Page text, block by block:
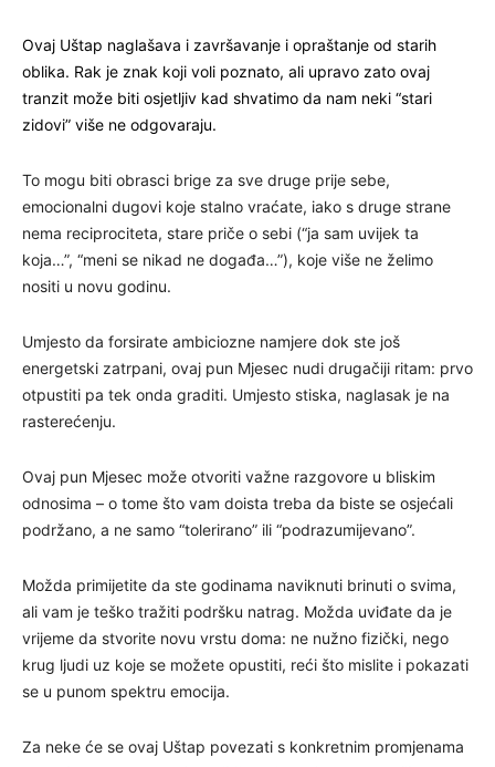
Ovaj Uštap naglašava i završavanje i opraštanje od starih
oblika. Rak je znak koji voli poznato, ali upravo zato ovaj
tranzit može biti osjetljiv kad shvatimo da nam neki “stari
zidovi” više ne odgovaraju.
To mogu biti obrasci brige za sve druge prije sebe,
emocionalni dugovi koje stalno vraćate, iako s druge strane
nema reciprociteta, stare priče o sebi (“ja sam uvijek ta
koja…”, “meni se nikad ne događa…”), koje više ne želimo
nositi u novu godinu.
Umjesto da forsirate ambiciozne namjere dok ste još
energetski zatrpani, ovaj pun Mjesec nudi drugačiji ritam: prvo
otpustiti pa tek onda graditi. Umjesto stiska, naglasak je na
rasterećenju.
Ovaj pun Mjesec može otvoriti važne razgovore u bliskim
odnosima – o tome što vam doista treba da biste se osjećali
podržano, a ne samo “tolerirano” ili “podrazumijevano”.
Možda primijetite da ste godinama naviknuti brinuti o svima,
ali vam je teško tražiti podršku natrag. Možda uviđate da je
vrijeme da stvorite novu vrstu doma: ne nužno fizički, nego
krug ljudi uz koje se možete opustiti, reći što mislite i pokazati
se u punom spektru emocija.
Za neke će se ovaj Uštap povezati s konkretnim promjenama